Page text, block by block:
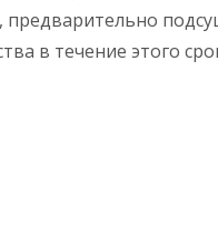
в течение этого